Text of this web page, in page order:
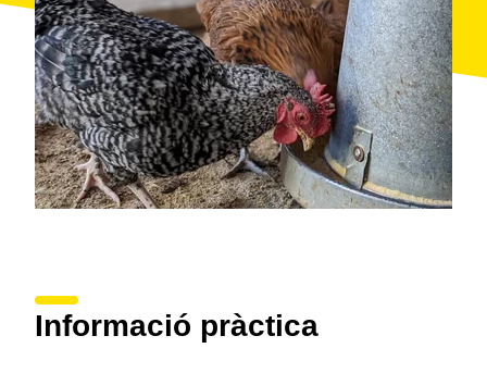
Informació pràctica